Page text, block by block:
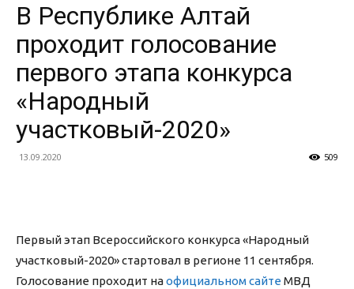
В Республике Алтай
проходит голосование
первого этапа конкурса
«Народный
участковый-2020»
13.09.2020 509
Первый этап Всероссийского конкурса «Народный
участковый-2020» стартовал в регионе 11 сентября.
Голосование проходит наофициальном сайте МВД